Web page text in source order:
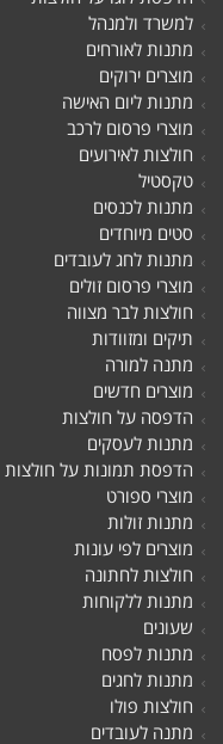
למשרד ולמנהל
מתנות לאורחים
מוצרים ירוקים
מתנות ליום האישה
מוצרי פרסום לרכב
חולצות לאירועים
טקסטיל
מתנות לכנסים
סטים מיוחדים
מתנות לחג לעובדים
מוצרי פרסום זולים
חולצות לבר מצווה
תיקים ומזוודות
מתנה למורה
מוצרים חדשים
הדפסה על חולצות
מתנות לעסקים
הדפסת תמונות על חולצות
מוצרי ספורט
מתנות זולות
מוצרים לפי עונות
חולצות לחתונה
מתנות ללקוחות
שעונים
מתנות לפסח
מתנות לחגים
חולצות פולו
מתנה לעובדים